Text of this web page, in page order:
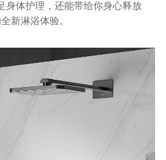
身体护理，还能带给你身心释放
新淋浴体验。